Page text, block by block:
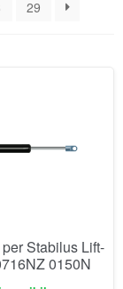
29
Stabilus Lift-
0150N